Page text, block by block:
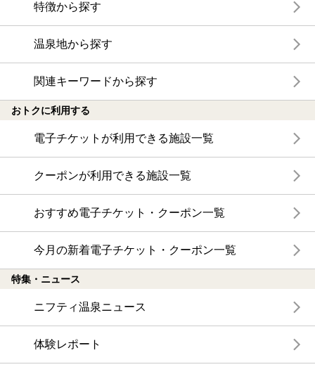
特徴から探す
温泉地から探す
関連キーワードから探す
おトクに利用する
電子チケットが利用できる施設一覧
クーポンが利用できる施設一覧
おすすめ電子チケット・クーポン一覧
今月の新着電子チケット・クーポン一覧
特集・ニュース
ニフティ温泉ニュース
体験レポート